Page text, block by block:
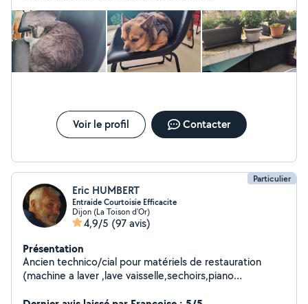
Voir le profil Contacter
Particulier
Eric HUMBERT
Entraide Courtoisie Efficacite
Dijon (La Toison d'Or)
4,9/5 (97 avis)
Présentation
Ancien technico/cial pour matériels de restauration
(machine a laver ,lave vaisselle,sechoirs,piano